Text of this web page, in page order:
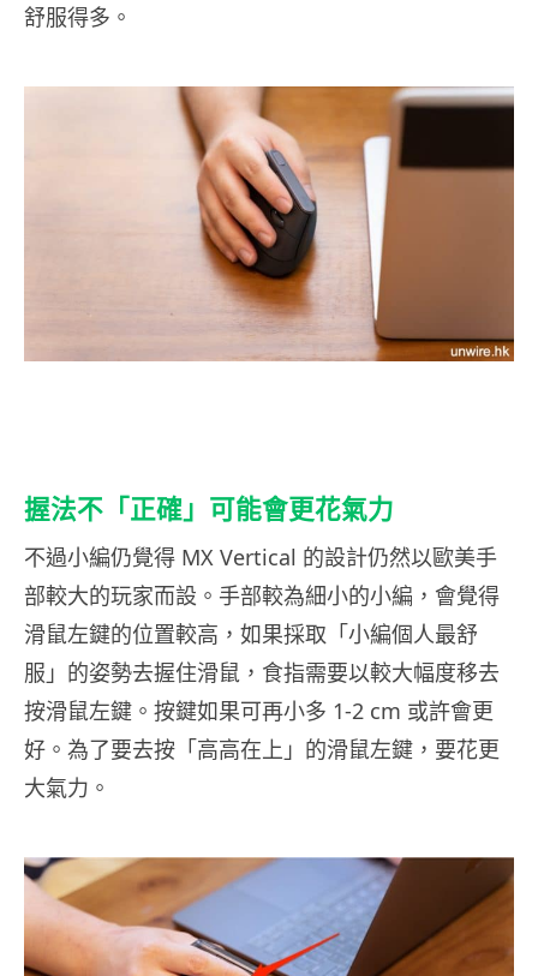
舒服得多。
握法不「正確」可能會更花氣力
不過小編仍覺得 MX Vertical 的設計仍然以歐美手
部較大的玩家而設。手部較為細小的小編，會覺得
滑鼠左鍵的位置較高，如果採取「小編個人最舒
服」的姿勢去握住滑鼠，食指需要以較大幅度移去
按滑鼠左鍵。按鍵如果可再小多 1-2 cm 或許會更
好。為了要去按「高高在上」的滑鼠左鍵，要花更
大氣力。